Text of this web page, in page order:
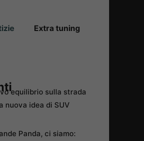
Extra tuning
equilibrio sulla strada
nuova idea di SUV
Panda, ci siamo: